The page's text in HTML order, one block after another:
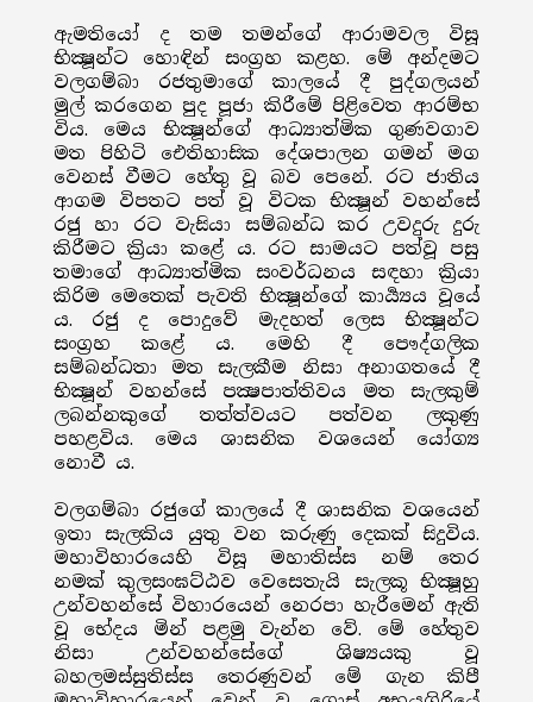
ඇමතියෝ ද තම තමන්ගේ ආරාමවල විසූ
භික්‍ෂූන්ට හොඳින් සංග්‍රහ කළහ. මේ අන්දමට
වලගම්බා රජතුමාගේ කාලයේ දී පුද්ගලයන්
මුල් කරගෙන පුද පූජා කිරීමේ පිළිවෙත ආරම්භ
විය. මෙය භික්‍ෂූන්ගේ ආධ්‍යාත්මික ගුණවගාව
මත පිහිටි ඓතිහාසික දේශපාලන ගමන් මග
වෙනස් වීමට හේතු වූ බව පෙනේ. රට ජාතිය
ආගම විපතට පත් වූ විටක භික්‍ෂූන් වහන්සේ
රජු හා රට වැසියා සම්බන්ධ කර උවදුරු දුරු
කිරීමට ක්‍රියා කළේ ය. රට සාමයට පත්වූ පසු
තමාගේ ආධ්‍යාත්මික සංවර්ධනය සඳහා ක්‍රියා
කිරිම මෙතෙක් පැවති භික්‍ෂූන්ගේ කාර්‍ය්‍යය වූයේ
ය. රජු ද පොදුවේ මැදහත් ලෙස භික්‍ෂූන්ට
සංග්‍රහ කළේ ය. මෙහි දී පෞද්ගලික
සම්බන්ධතා මත සැලකීම නිසා අනාගතයේ දී
භික්‍ෂූන් වහන්සේ පක්‍ෂපාත්තිවය මත සැලකුම්
ලබන්නකුගේ තත්ත්වයට පත්වන ලකුණු
පහළවිය. මෙය ශාසනික වශයෙන් යෝග්‍ය
නොවී ය.
වලගම්බා රජුගේ කාලයේ දී ශාසනික වශයෙන්
ඉතා සැලකිය යුතු වන කරුණු දෙකක් සිදුවිය.
මහාවිහාරයෙහි විසූ මහාතිස්ස නම් තෙර
නමක් කුලසංඝට්ඨව වෙසෙතැයි සැලකූ භික්‍ෂූහු
උන්වහන්සේ විහාරයෙන් නෙරපා හැරීමෙන් ඇති
වූ භේදය මින් පළමු වැන්න වේ. මේ හේතුව
නිසා උන්වහන්සේගේ ශිෂ්‍යයකු වූ
බහලමස්සුතිස්ස තෙරණුවන් මේ ගැන කිපී